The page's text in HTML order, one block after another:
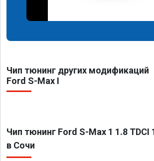
Чип тюнинг других модификаций
Ford S-Max I
Чип тюнинг Ford S-Max 1 1.8 TDCI
в Сочи